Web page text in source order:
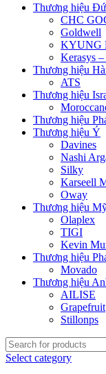
Thương hiệu
CHC
Goldwell
KYUNG
Kerasys
Thương hiệu
ATS
Thương hiệu
Thương hiệu
Thương hiệu Ý
Davines
Nashi
Silky
Karseell
Oway
Thương hiệu
Olaplex
TIGI
Kevin
Thương hiệu
Movado
Thương hiệu
AILISE
Grapefruit
Stillonps
Select category